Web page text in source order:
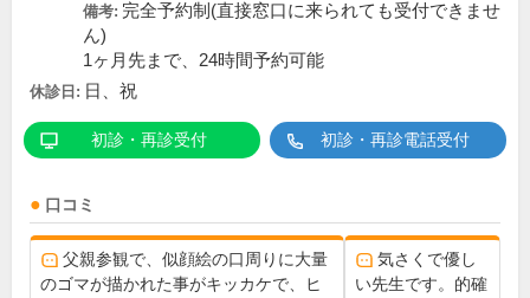
備考: 完全予約制(直接窓口に来られても受付できませ
ん)
1ヶ月先まで、24時間予約可能
休診日: 日、祝
初診・再診受付 初診・再診電話受付
口コミ
父親参観で、似顔絵の口周りに大量
のゴマが描かれた事がキッカケで、ヒ
気さくで優し
い先生です。的確